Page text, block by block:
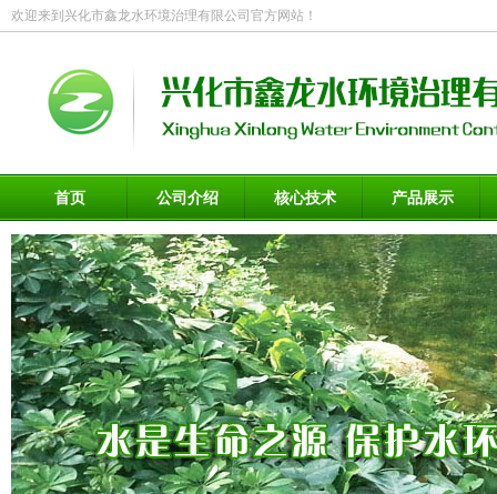
欢迎来到兴化市鑫龙水环境治理有限公司官方网站！
首页 公司介绍 核心技术 产品展示